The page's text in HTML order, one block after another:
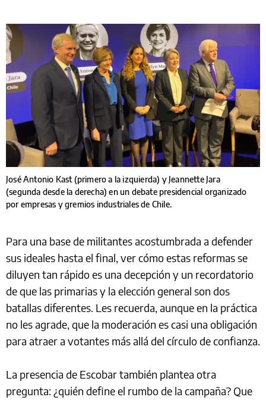
José Antonio Kast (primero a la izquierda) y Jeannette Jara
(segunda desde la derecha) en un debate presidencial organizado
por empresas y gremios industriales de Chile.
Para una base de militantes acostumbrada a defender
sus ideales hasta el final, ver cómo estas reformas se
diluyen tan rápido es una decepción y un recordatorio
de que las primarias y la elección general son dos
batallas diferentes. Les recuerda, aunque en la práctica
no les agrade, que la moderación es casi una obligación
para atraer a votantes más allá del círculo de confianza.
La presencia de Escobar también plantea otra
pregunta: ¿quién define el rumbo de la campaña? Que